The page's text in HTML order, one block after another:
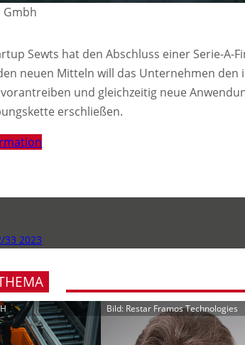
Gmbh
Sewts hat den Abschluss einer Serie-A-
neuen Mitteln will das Unternehmen
und gleichzeitig neue
erschließen.
33 2023
Bild: Restar Framos Technologies